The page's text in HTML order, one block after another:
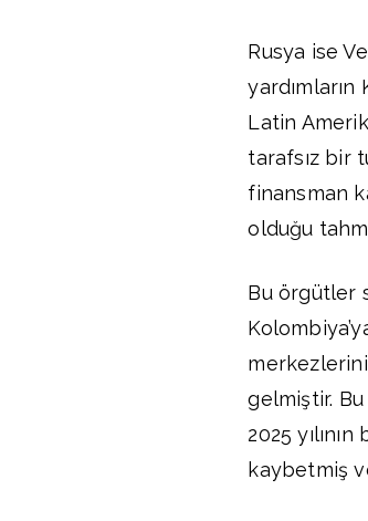
Rusya ise
yardımların
Latin
tarafsız bir
finansman
olduğu
Bu örgütler
gelmiştir.
2025
kaybetmiş